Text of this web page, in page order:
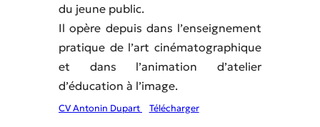
du jeune public.
Il opère depuis dans l’enseignement
pratique de l’art cinématographique
et dans l’animation d’atelier
d’éducation à l’image.
CV Antonin Dupart Télécharger